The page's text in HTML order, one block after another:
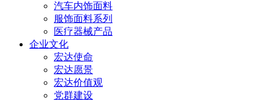
汽车内饰面料
服饰面料系列
医疗器械产品
企业文化
宏达使命
宏达愿景
宏达价值观
党群建设